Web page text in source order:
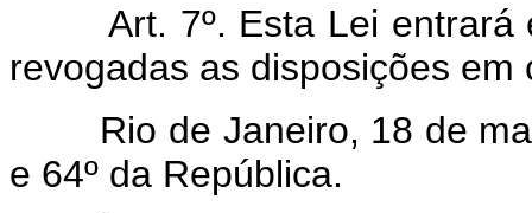
Art. 7º. Esta Lei
revogadas as disposições em
Rio de Janeiro, 18 de
e 64º da República.